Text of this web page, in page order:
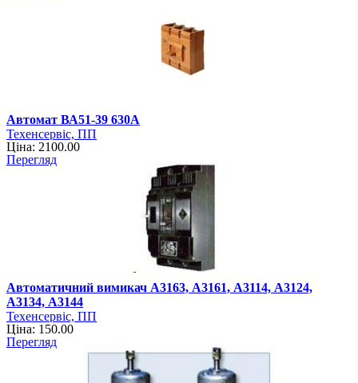
Автомат ВА51-39 630А
Техенсервіс, ПП
Ціна: 2100.00
Перегляд
Автоматичний вимикач А3163, А3161, А3114, А3124,
А3134, А3144
Техенсервіс, ПП
Ціна: 150.00
Перегляд